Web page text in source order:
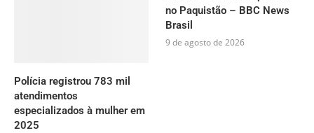
Polícia registrou 783 mil
atendimentos
especializados à mulher em
2025
no Paquistão – BBC News
Brasil
9 de agosto de 2026